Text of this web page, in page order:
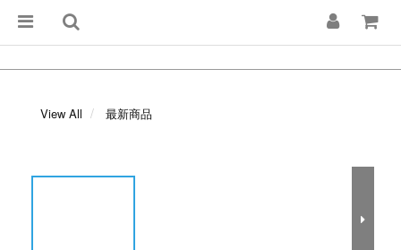
View All 最新商品